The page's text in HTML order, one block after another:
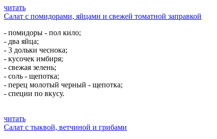
читать
Салат с помидорами, яйцами и свежей томатной заправкой
- помидоры - пол кило;
- два яйца;
- 3 дольки чеснока;
- кусочек имбиря;
- свежая зелень;
- соль - щепотка;
- перец молотый черный - щепотка;
- специи по вкусу.
читать
Салат с тыквой, ветчиной и грибами